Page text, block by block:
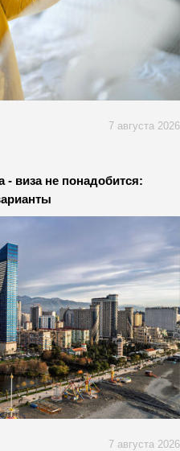
7 августа 2026
- виза не понадобится:
7 августа 2026